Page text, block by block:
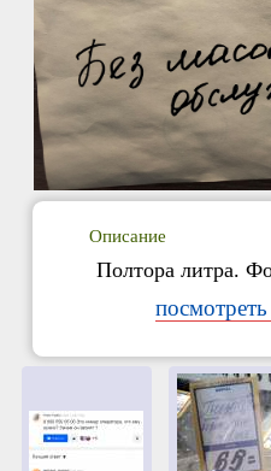
Описание
Полтора литра.
посмотреть